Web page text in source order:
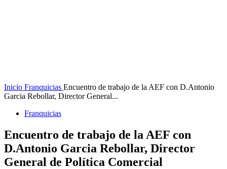
Inicio Franquicias Encuentro de trabajo de la AEF con D.Antonio
Garcia Rebollar, Director General...
Franquicias
Encuentro de trabajo de la AEF con
D.Antonio Garcia Rebollar, Director
General de Política Comercial